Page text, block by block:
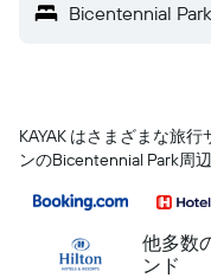
Bicentennial Park
KAYAK はさまざまな旅
ン​のBicentennial Park​周
他多数
ンド